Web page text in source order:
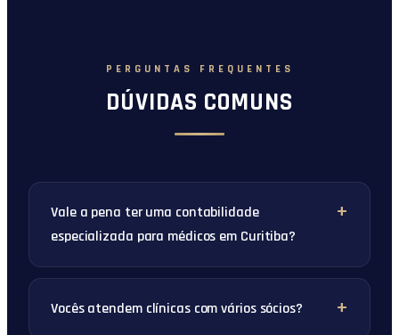
PERGUNTAS FREQUENTES
DÚVIDAS COMUNS
Vale a pena ter uma contabilidade
especializada para médicos em Curitiba?
Vocês atendem clínicas com vários sócios?